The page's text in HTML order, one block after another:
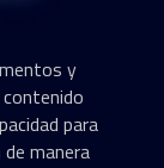
y
para
manera